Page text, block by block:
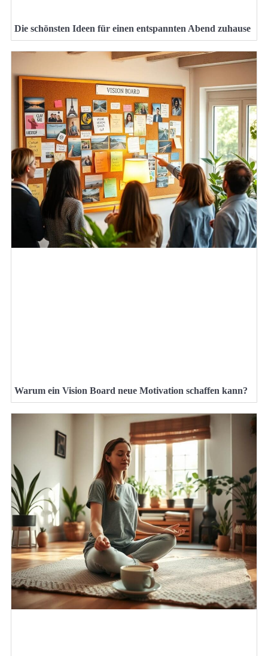
Die schönsten Ideen für einen entspannten Abend zuhause
Warum ein Vision Board neue Motivation schaffen kann?